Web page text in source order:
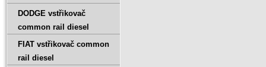
DODGE vstřikovač
common rail diesel
FIAT vstřikovač common
rail diesel